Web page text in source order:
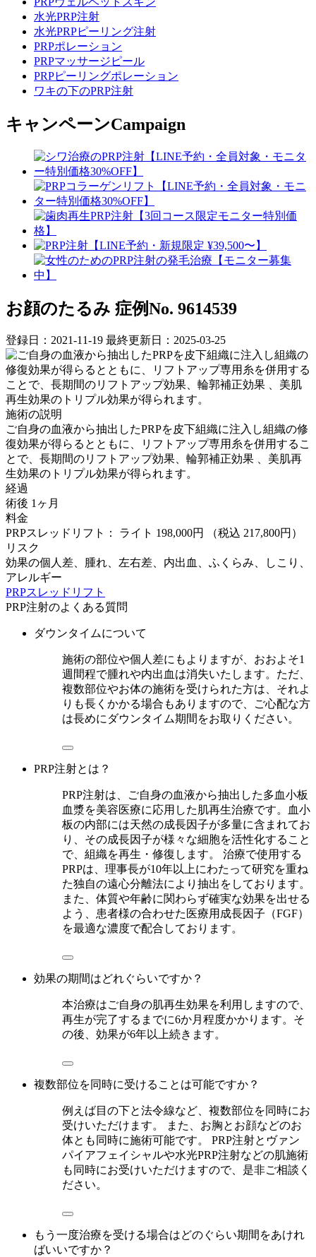
水光PRP注射
水光PRPピーリング注射
PRPポレーション
PRPマッサージピール
PRPピーリングポレーション
ワキの下のPRP注射
キャンペーンCampaign
お顔のたるみ 症例No. 9614539
登録日：2021-11-19 最終更新日：2025-03-25
施術の説明
ご自身の血液から抽出したPRPを皮下組織に注入し組織の修
復効果が得らるとともに、リフトアップ専用糸を併用するこ
とで、長期間のリフトアップ効果、輪郭補正効果 、美肌再
生効果のトリプル効果が得られます。
経過
術後 1ヶ月
料金
PRPスレッドリフト： ライト 198,000円
（税込 217,800円）
リスク
効果の個人差、腫れ、左右差、内出血、ふくらみ、しこり、
アレルギー
PRPスレッドリフト
PRP注射のよくある質問
ダウンタイムについて
施術の部位や個人差にもよりますが、おおよそ1
週間程で腫れや内出血は消失いたします。ただ、
複数部位やお体の施術を受けられた方は、それよ
りも長くかかる場合もありますので、ご心配な方
は長めにダウンタイム期間をお取りください。
PRP注射とは？
PRP注射は、ご自身の血液から抽出した多血小板
血漿を美容医療に応用した肌再生治療です。血小
板の内部には天然の成長因子が多量に含まれてお
り、その成長因子が様々な細胞を活性化すること
で、組織を再生・修復します。 治療で使用する
PRPは、理事長が10年以上にわたって研究を重ね
た独自の遠心分離法により抽出をしております。
また、体質や年齢に関わらず確実な効果を出せる
よう、患者様の合わせた医療用成長因子（FGF）
を最適な濃度で配合しております。
効果の期間はどれぐらいですか？
本治療はご自身の肌再生効果を利用しますので、
再生が完了するまでに6か月程度かかります。そ
の後、効果が6年以上続きます。
複数部位を同時に受けることは可能ですか？
例えば目の下と法令線など、複数部位を同時にお
受けいただけます。 また、お胸とお顔などのお
体とも同時に施術可能です。 PRP注射とヴァン
パイアフェイシャルや水光PRP注射などの肌施術
も同時にお受けいただけますので、是非ご相談く
ださい。
もう一度治療を受ける場合はどのぐらい期間をあけれ
ばいいですか？